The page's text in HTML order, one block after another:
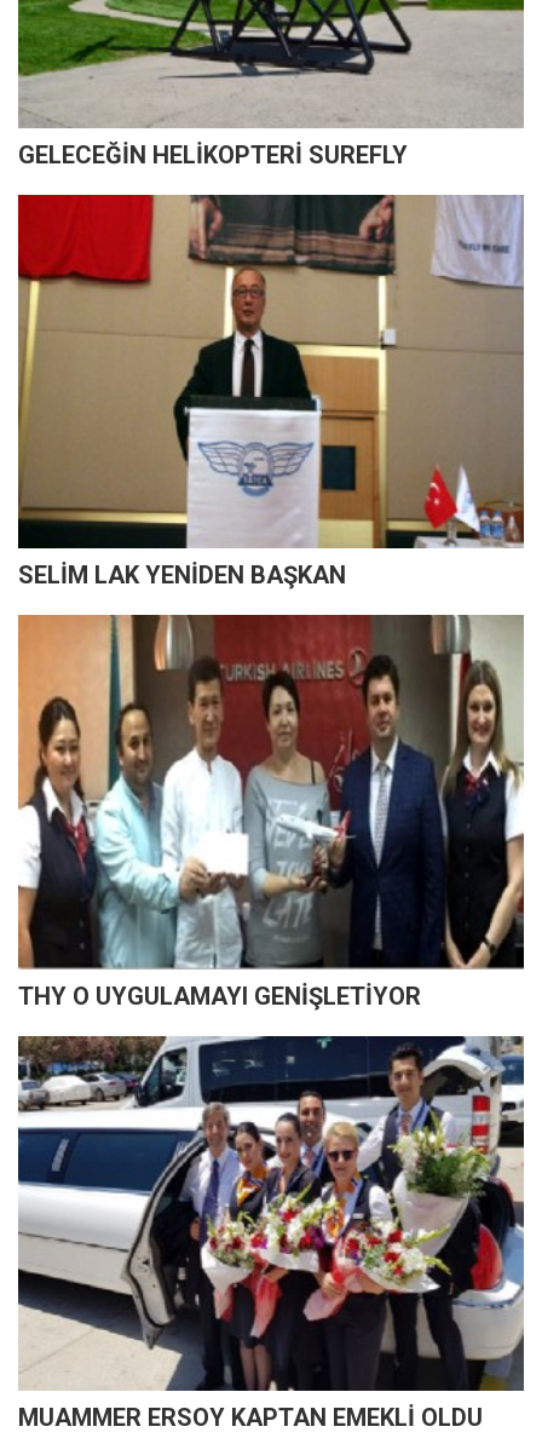
GELECEĞİN HELİKOPTERİ SUREFLY
SELİM LAK YENİDEN BAŞKAN
THY O UYGULAMAYI GENİŞLETİYOR
MUAMMER ERSOY KAPTAN EMEKLİ OLDU